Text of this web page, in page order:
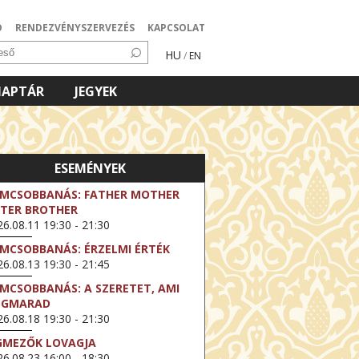
RENDEZVÉNYSZERVEZÉS KAPCSOLAT
HU / EN
JEGYEK
ESEMÉNYEK
FATHER MOTHER
BROTHER
19:30 - 21:30
ÉRZELMI ÉRTÉK
19:30 - 21:45
A SZERETET, AMI
19:30 - 21:30
LOVAGJA